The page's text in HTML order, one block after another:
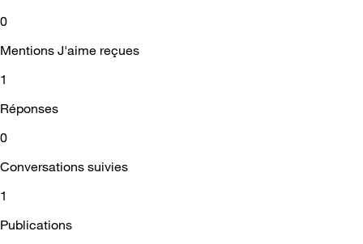
0
Mentions J'aime reçues
1
Réponses
0
Conversations suivies
1
Publications